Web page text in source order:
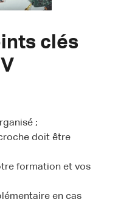
clés
;
doit être
formation et vos
en cas